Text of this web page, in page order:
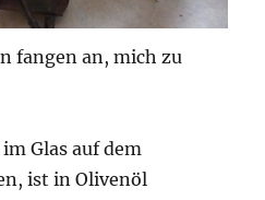
fangen an, mich zu
Glas auf dem
ist in Olivenöl